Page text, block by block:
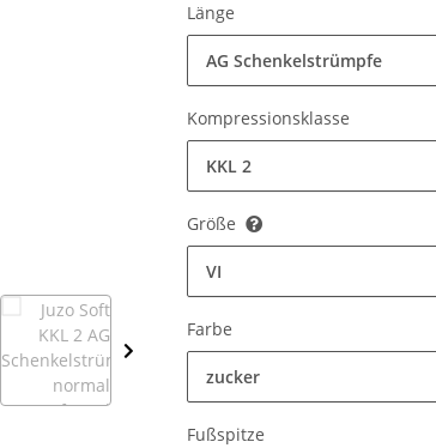
Länge
AG Schenkelstrümpfe
Kompressionsklasse
KKL 2
Größe
VI
Farbe
zucker
Fußspitze